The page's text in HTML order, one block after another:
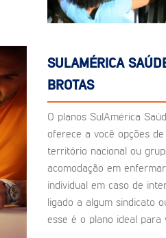
SULAMÉRICA
BROTAS
O planos SulAmérica
oferece a você opções
território nacional ou
acomodação em
individual em caso de
ligado a algum sindicato
esse é o plano ideal para